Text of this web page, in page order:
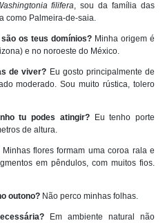
filifera, sou da família das
como Palmeira-de-saia.
os teus domínios? Minha origem é
e no noroeste do México.
de viver? Eu gosto principalmente de
moderado. Sou muito rústica, tolero
tu podes atingir?
Eu tenho porte
de altura.
Minhas flores formam uma coroa rala e
em pêndulos, com muitos fios.
outono? Não perco minhas folhas.
Em ambiente natural não